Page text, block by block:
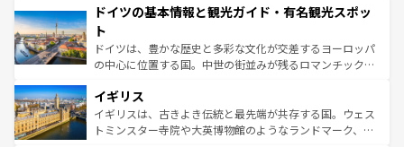
せる。地方によって風土や気候が異なるスペインはその個
ンテンツ一覧 を参照してほしい。
で、幅広い魅力が詰まっている。華麗な宮殿、歴史的な大
聖堂、美しいビーチ、そして豊かな自然が、訪れる者を心
から魅了する。また、フランスは美食の国としても知ら
れ、フランス料理はユネスコ無形文化遺産にも登録されて
香り高いラベンダー畑など、多彩な楽しみ方が可能だ。さ
らに、パリ以外の地域にも魅力が溢れており、どの街角に
も豊かな歴史と文化が息づいている。パリ以外の個性あふ
ドイツの基本情報と観光ガイド・有名観光スポッ
ト
ドイツは、豊かな歴史と多彩な文化が交差するヨーロッパ
の中心に位置する国。中世の街並みが残るロマンチック街
顔を持つこの国は、どこを歩いても飽きることがない。ベ
ルリンの文化的活気、バイエルン州のアルプスの絶景、そ
してライン川沿いのワイン畑といった風景は必見。ビール
イギリス
イギリスは、古きよき伝統と最先端が共存する国。ウェス
トミンスター寺院や大英博物館のようなランドマーク、歴